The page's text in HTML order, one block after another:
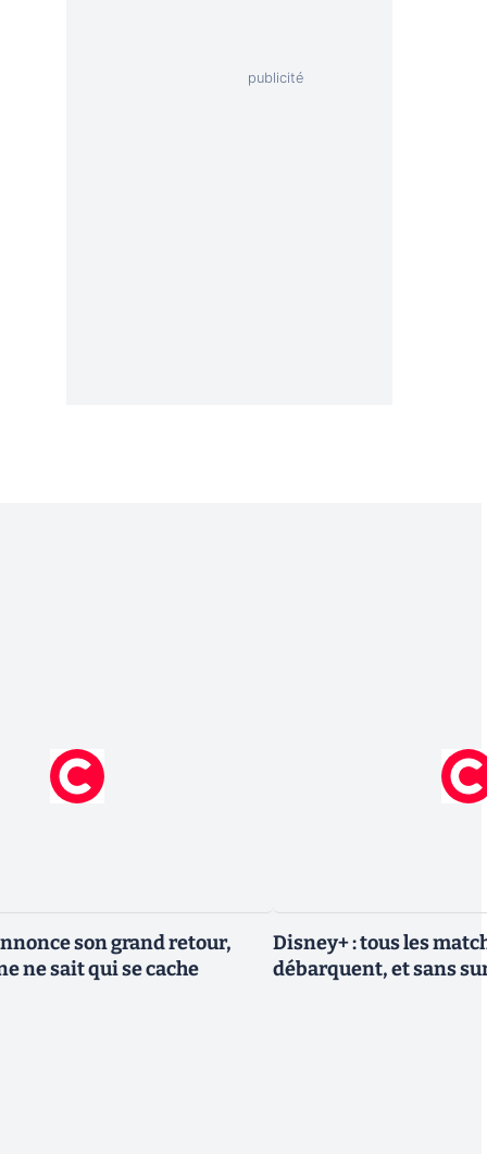
son grand retour,
ne sait qui se cache
Disney+ : tous les
débarquent, et sans